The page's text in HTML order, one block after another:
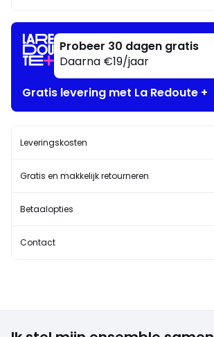
Probeer 30 dagen gratis
Daarna €19/jaar
Gratis levering met La Redoute +
Leveringskosten
Gratis en makkelijk retourneren
Betaalopties
Contact